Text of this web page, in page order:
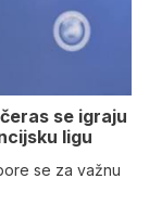
se igraju
ligu
se za važnu